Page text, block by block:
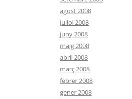
agost 2008
juliol 2008
juny 2008
maig 2008
abril 2008
març 2008
febrer 2008
gener 2008